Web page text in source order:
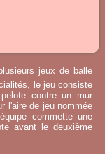
jeux de balle
le jeu consiste
contre un mur
l'aire de jeu nommée
commette une
avant le deuxième